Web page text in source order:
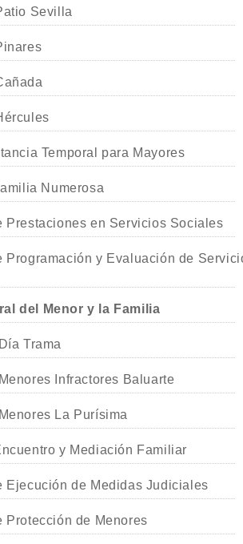
Sevilla
Temporal para Mayores
Numerosa
Prestaciones en Servicios Sociales
Programación y Evaluación de
del Menor y la Familia
Trama
Infractores Baluarte
La Purísima
y Mediación Familiar
Ejecución de Medidas Judiciales
Protección de Menores